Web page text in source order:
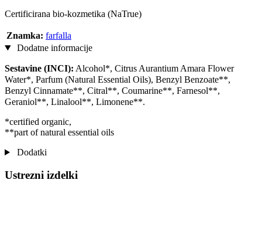
Certificirana bio-kozmetika (NaTrue)
Znamka: farfalla
Dodatne informacije
Sestavine (INCI): Alcohol*, Citrus Aurantium Amara Flower
Water*, Parfum (Natural Essential Oils), Benzyl Benzoate**,
Benzyl Cinnamate**, Citral**, Coumarine**, Farnesol**,
Geraniol**, Linalool**, Limonene**.
*certified organic,
**part of natural essential oils
Dodatki
Ustrezni izdelki